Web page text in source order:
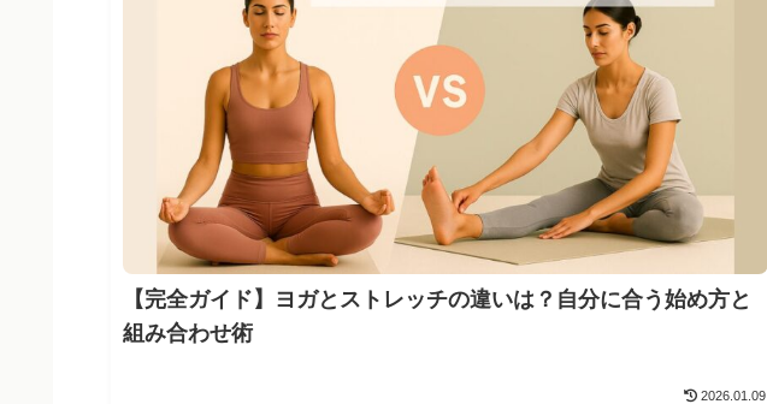
【完全ガイド】ヨガとストレッチの違いは？自分に合う始め方と
組み合わせ術
2026.01.09